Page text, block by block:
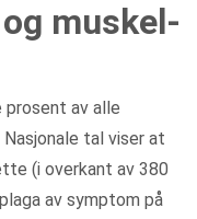
muskel-
prosent av alle
tal viser at
(i overkant av 380
av symptom på